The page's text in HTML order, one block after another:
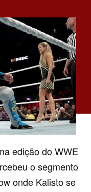
edição do WWE
o segmento
onde Kalisto se